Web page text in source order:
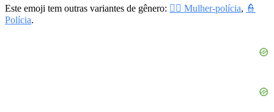
Este emoji tem outras variantes de gênero: 👮‍♀️ Mulher‑polícia, 👮
Polícia.